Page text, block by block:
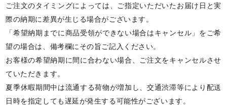
ご注文のタイミングによっては、ご指定いただいたお届け日と実
際の納期に差異が生じる場合がございます。
「希望納期までに商品受領ができない場合はキャンセル」をご希
望の場合は、備考欄にその旨ご記入ください。
お客様の希望納期に間に合わない場合、ご注文をキャンセルさせ
ていただきます。
夏季休暇期間中は流通する荷物が増加し、交通渋滞等により配送
日時を指定しても遅延が発生する可能性がございます。